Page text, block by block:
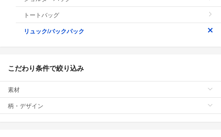
トートバッグ
リュック/バックパック
こだわり条件で絞り込み
素材
柄・デザイン